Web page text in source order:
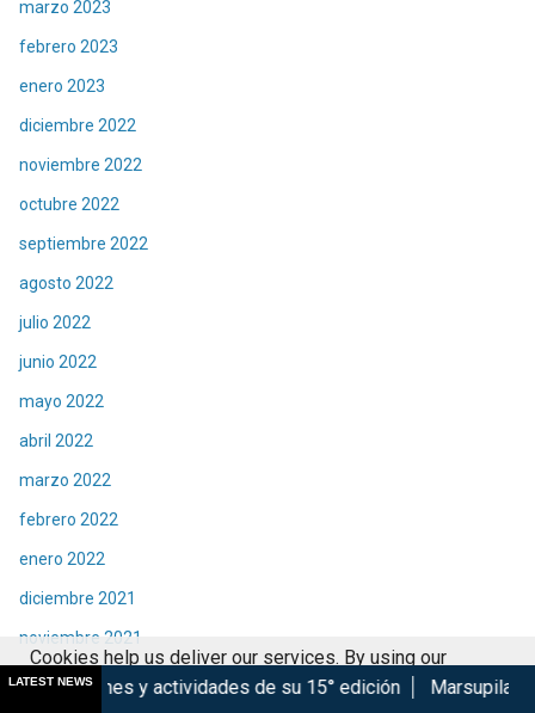
marzo 2023
febrero 2023
enero 2023
diciembre 2022
noviembre 2022
octubre 2022
septiembre 2022
agosto 2022
julio 2022
junio 2022
mayo 2022
abril 2022
marzo 2022
febrero 2022
enero 2022
diciembre 2021
noviembre 2021
octubre 2021
LATEST NEWS de su 15° edición Marsupilami: Caos a Bordo
Cookies help us deliver our services. By using our
services, you agree to our use of cookies.
Got it